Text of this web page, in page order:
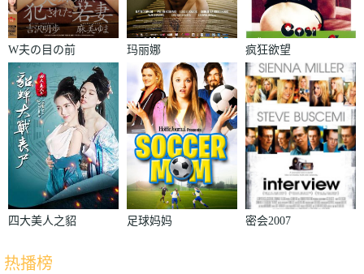
W夫の目の前
で犯された若
妻
玛丽娜 疯狂欲望
四大美人之貂
足球妈妈 密会2007
热播榜